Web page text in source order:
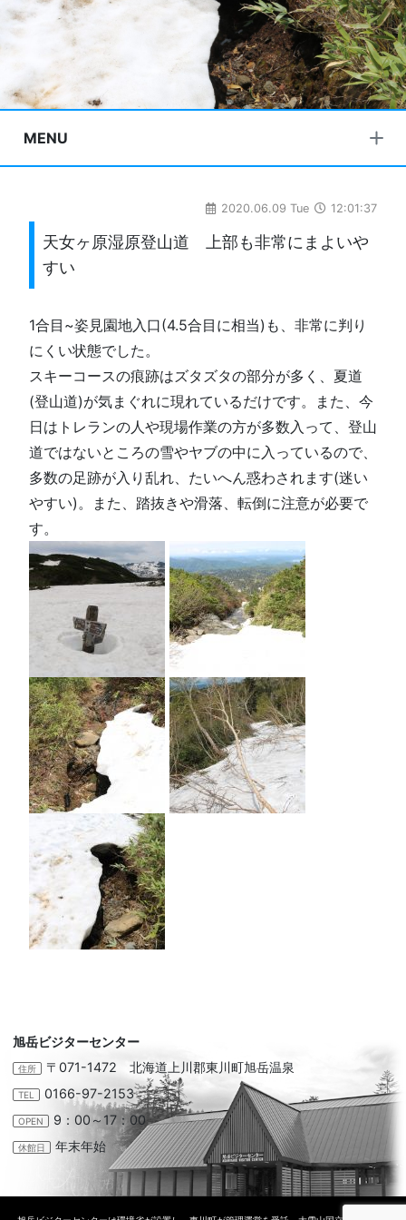
MENU
2020.06.09 Tue 12:01:37
天女ヶ原湿原登山道 上部も非常にまよいや
すい
1合目~姿見園地入口(4.5合目に相当)も、非常に判り
にくい状態でした。
スキーコースの痕跡はズタズタの部分が多く、夏道
(登山道)が気まぐれに現れているだけです。また、今
日はトレランの人や現場作業の方が多数入って、登山
道ではないところの雪やヤブの中に入っているので、
多数の足跡が入り乱れ、たいへん惑わされます(迷い
やすい)。また、踏抜きや滑落、転倒に注意が必要で
す。
旭岳ビジターセンター
住所 〒071-1472 北海道上川郡東川町旭岳温泉
TEL 0166-97-2153
OPEN 9：00～17：00
休館日 年末年始